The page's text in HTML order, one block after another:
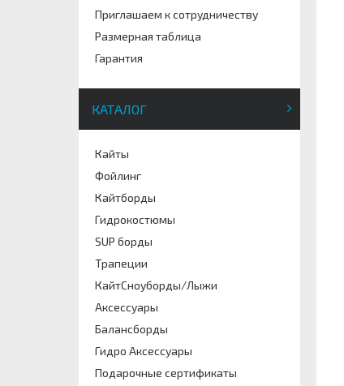
Приглашаем к сотрудничеству
Размерная таблица
Гарантия
КАТАЛОГ
Кайты
Фойлинг
Кайтборды
Гидрокостюмы
SUP борды
Трапеции
КайтСноуборды/Лыжи
Аксессуары
Балансборды
Гидро Аксессуары
Подарочные сертификаты